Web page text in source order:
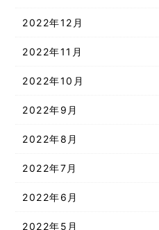
2022年12月
2022年11月
2022年10月
2022年9月
2022年8月
2022年7月
2022年6月
2022年5月